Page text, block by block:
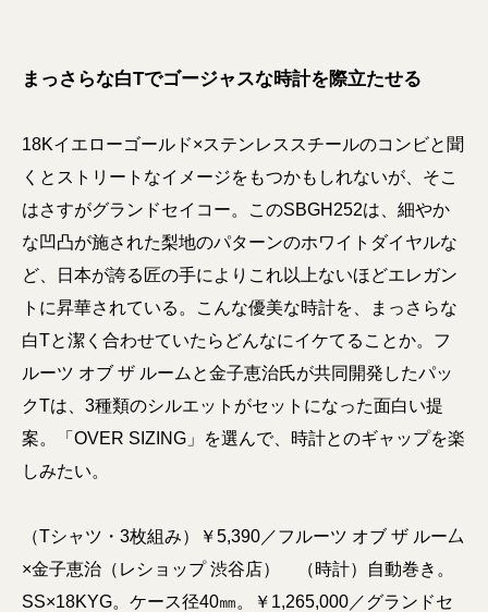
まっさらな白Tでゴージャスな時計を際立たせる
18Kイエローゴールド×ステンレススチールのコンビと聞
くとストリートなイメージをもつかもしれないが、そこ
はさすがグランドセイコー。このSBGH252は、細やか
な凹凸が施された梨地のパターンのホワイトダイヤルな
ど、日本が誇る匠の手によりこれ以上ないほどエレガン
トに昇華されている。こんな優美な時計を、まっさらな
白Tと潔く合わせていたらどんなにイケてることか。フ
ルーツ オブ ザ ルームと金子恵治氏が共同開発したパッ
クTは、3種類のシルエットがセットになった面白い提
案。「OVER SIZING」を選んで、時計とのギャップを楽
しみたい。
（Tシャツ・3枚組み）￥5,390／フルーツ オブ ザ ルー厶
×金子恵治（レショップ 渋谷店） （時計）自動巻き。
SS×18KYG。ケース径40㎜。￥1,265,000／グランドセ